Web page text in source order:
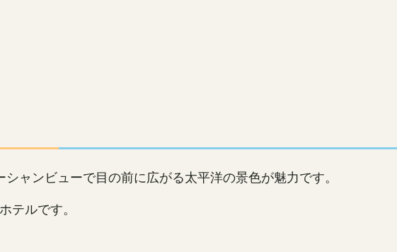
ャンビューで目の前に広がる太平洋の景色が魅力です。
テルです。